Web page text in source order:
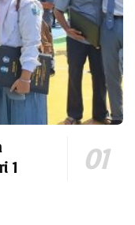
1